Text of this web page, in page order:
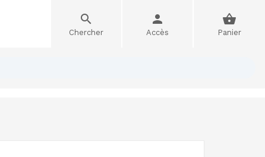
Chercher Accès Panier